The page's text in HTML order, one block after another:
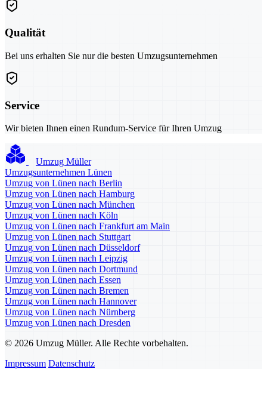
Qualität
Bei uns erhalten Sie nur die besten Umzugsunternehmen
Service
Wir bieten Ihnen einen Rundum-Service für Ihren Umzug
Umzug Müller
Umzugsunternehmen Lünen
Umzug von Lünen nach Berlin
Umzug von Lünen nach Hamburg
Umzug von Lünen nach München
Umzug von Lünen nach Köln
Umzug von Lünen nach Frankfurt am Main
Umzug von Lünen nach Stuttgart
Umzug von Lünen nach Düsseldorf
Umzug von Lünen nach Leipzig
Umzug von Lünen nach Dortmund
Umzug von Lünen nach Essen
Umzug von Lünen nach Bremen
Umzug von Lünen nach Hannover
Umzug von Lünen nach Nürnberg
Umzug von Lünen nach Dresden
© 2026 Umzug Müller. Alle Rechte vorbehalten.
Impressum Datenschutz